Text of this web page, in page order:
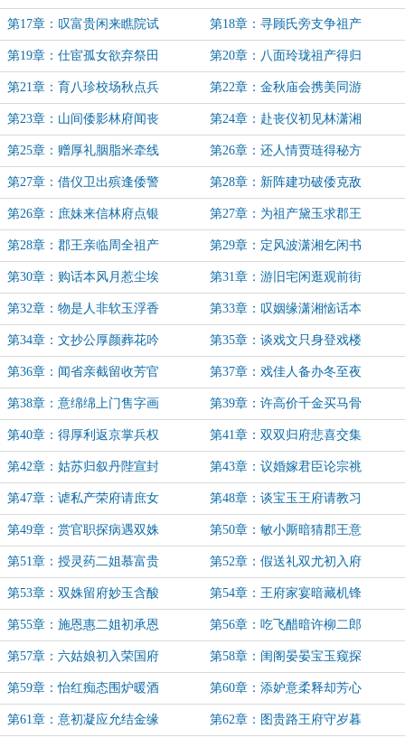
第17章：叹富贵闲来瞧院试 第18章：寻顾氏旁支争祖产
第19章：仕宦孤女欲弃祭田 第20章：八面玲珑祖产得归
第21章：育八珍校场秋点兵 第22章：金秋庙会携美同游
第23章：山间倭影林府闻丧 第24章：赴丧仪初见林潇湘
第25章：赠厚礼胭脂米牵线 第26章：还人情贾琏得秘方
第27章：借仪卫出殡逢倭警 第28章：新阵建功破倭克敌
第26章：庶妹来信林府点银 第27章：为祖产黛玉求郡王
第28章：郡王亲临周全祖产 第29章：定风波潇湘乞闲书
第30章：购话本风月惹尘埃 第31章：游旧宅闲逛观前街
第32章：物是人非软玉浮香 第33章：叹姻缘潇湘恼话本
第34章：文抄公厚颜葬花吟 第35章：谈戏文只身登戏楼
第36章：闻省亲截留收芳官 第37章：戏佳人备办冬至夜
第38章：意绵绵上门售字画 第39章：许高价千金买马骨
第40章：得厚利返京掌兵权 第41章：双双归府悲喜交集
第42章：姑苏归叙丹陛宣封 第43章：议婚嫁君臣论宗祧
第47章：谑私产荣府请庶女 第48章：谈宝玉王府请教习
第49章：赏官职探病遇双姝 第50章：敏小厮暗猜郡王意
第51章：授灵药二姐慕富贵 第52章：假送礼双尤初入府
第53章：双姝留府妙玉含酸 第54章：王府家宴暗藏机锋
第55章：施恩惠二姐初承恩 第56章：吃飞醋暗许柳二郎
第57章：六姑娘初入荣国府 第58章：闺阁晏晏宝玉窥探
第59章：怡红痴态围炉暖酒 第60章：添妒意柔释却芳心
第61章：意初凝应允结金缘 第62章：图贵路王府守岁暮